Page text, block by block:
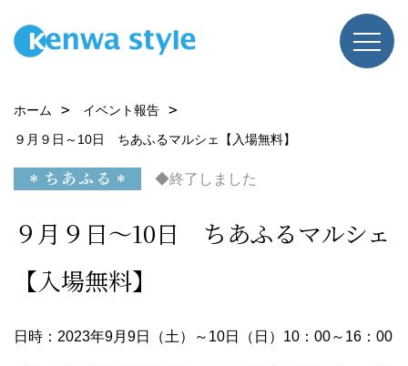
ホーム
イベント報告
９月９日～10日 ちあふるマルシェ【入場無料】
◆終了しました
９月９日～10日 ちあふるマルシェ
【入場無料】
日時：2023年9月9日（土）～10日（日）10：00～16：00